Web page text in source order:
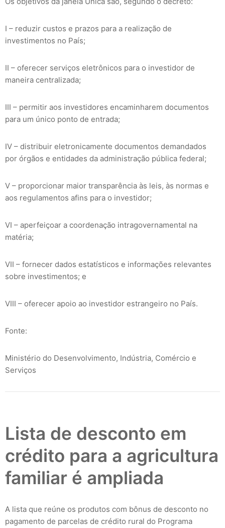
I – reduzir custos e prazos para a realização de
investimentos no País;
II – oferecer serviços eletrônicos para o investidor de
maneira centralizada;
III – permitir aos investidores encaminharem documentos
para um único ponto de entrada;
IV – distribuir eletronicamente documentos demandados
por órgãos e entidades da administração pública federal;
V – proporcionar maior transparência às leis, às normas e
aos regulamentos afins para o investidor;
VI – aperfeiçoar a coordenação intragovernamental na
matéria;
VII – fornecer dados estatísticos e informações relevantes
sobre investimentos; e
VIII – oferecer apoio ao investidor estrangeiro no País.
Fonte:
Ministério do Desenvolvimento, Indústria, Comércio e
Serviços
Lista de desconto em
crédito para a agricultura
familiar é ampliada
A lista que reúne os produtos com bônus de desconto no
pagamento de parcelas de crédito rural do Programa